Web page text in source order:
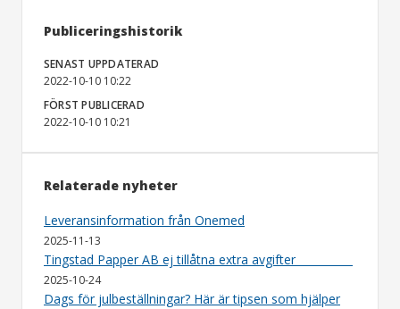
Publiceringshistorik
SENAST UPPDATERAD
2022-10-10 10:22
FÖRST PUBLICERAD
2022-10-10 10:21
Relaterade nyheter
Leveransinformation från Onemed
2025-11-13
Tingstad Papper AB ej tillåtna extra avgifter
2025-10-24
Dags för julbeställningar? Här är tipsen som hjälper